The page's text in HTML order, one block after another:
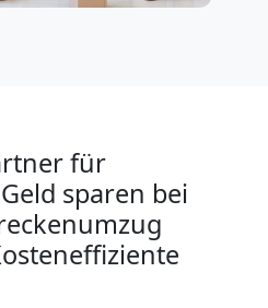
für
sparen bei